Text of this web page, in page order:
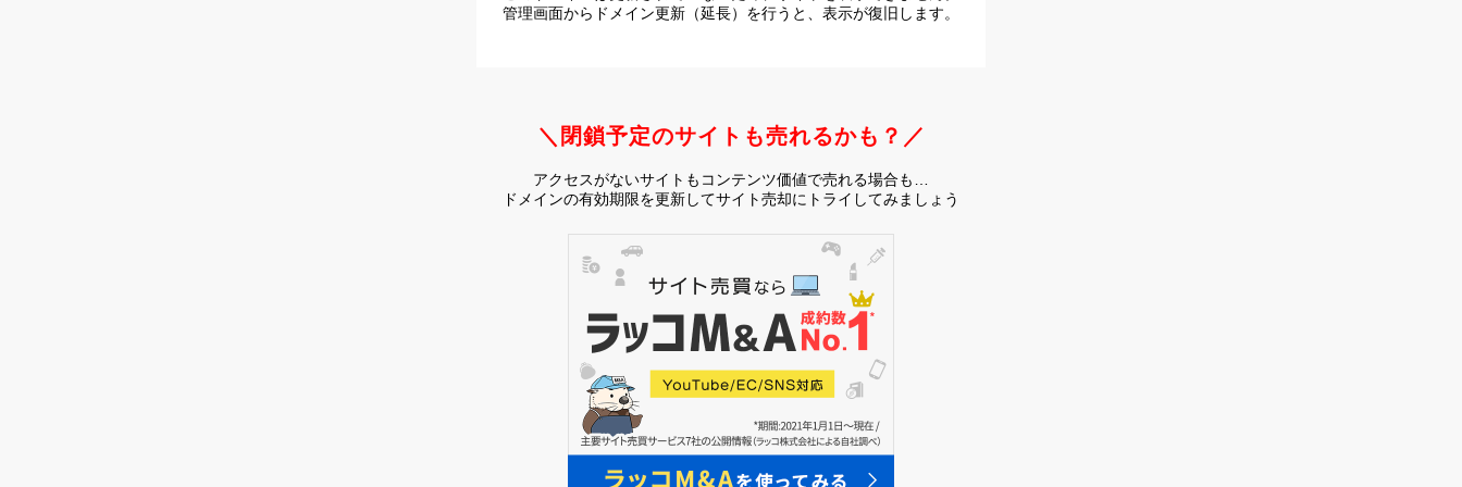
管理画面からドメイン更新（延長）を行うと、 表示が復旧します。
＼閉鎖予定のサイトも売れるかも？／
アクセスがないサイトもコンテンツ価値で売れる場合も…
ドメインの有効期限を更新してサイト売却にトライしてみましょう